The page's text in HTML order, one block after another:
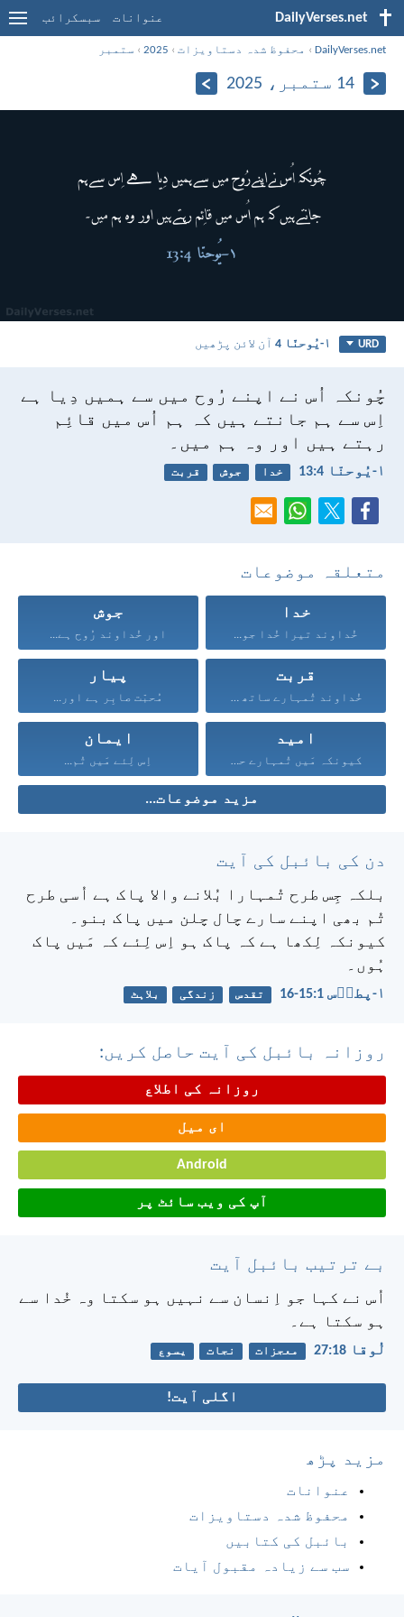
DailyVerses.net عنوانات سبسکرائب
DailyVerses.net
› محفوظ شدہ دستاویزات ›
2025
› ستمبر
14 ستمبر، 2025
URD ۱-یُوحنّا 4 آن لائن پڑھیں
چُونکہ اُس نے اپنے رُوح میں سے ہمیں دِیا ہے
اِس سے ہم جانتے ہیں کہ ہم اُس میں قائِم
رہتے ہیں اور وہ ہم میں۔
۱-یُوحنّا 4:‏13 خدا جوش قربت
متعلقہ موضوعات
خدا
خُداوند تیرا خُدا جو...
جوش
اور خُداوند رُوح ہے...
قربت
خُداوند تُمہارے ساتھ ہے...
پیار
مُحبّت صابِر ہے اور...
امید
کیونکہ مَیں تُمہارے حق...
ایمان
اِس لِئے مَیں تُم...
مزید موضوعات...
دن کی بائبل کی آیت
بلکہ جِس طرح تُمہارا بُلانے والا پاک ہے اُسی طرح
تُم بھی اپنے سارے چال چلن میں پاک بنو۔
کیونکہ لِکھا ہے کہ پاک ہو اِس لِئے کہ مَیں پاک
ہُوں۔
۱-پطرؔس 1:‏15-‏16 تقدس زندگی بلاہٹ
روزانہ بائبل کی آیت حاصل کریں:
روزانہ کی اطلاع
ای میل
Android
آپ کی ویب سائٹ پر
بے ترتیب بائبل آیت
اُس نے کہا جو اِنسان سے نہیں ہو سکتا وہ خُدا سے
ہو سکتا ہے۔
لُوقا 18:‏27 معجزات نجات یسوع
اگلی آیت!
مزید پڑھ
عنوانات
محفوظ شدہ دستاویزات
بائبل کی کتابیں
سب سے زیادہ مقبول آیات